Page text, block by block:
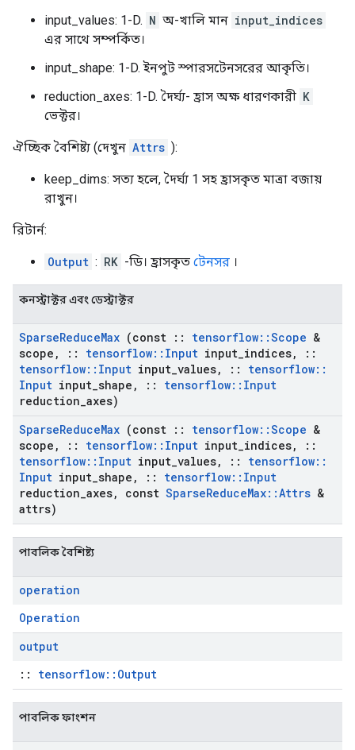
input_values: 1-D. N অ-খালি মান input_indices
এর সাথে সম্পর্কিত।
input_shape: 1-D. ইনপুট স্পারসটেনসরের আকৃতি।
reduction_axes: 1-D. দৈর্ঘ্য- হ্রাস অক্ষ ধারণকারী K
ভেক্টর।
ঐচ্ছিক বৈশিষ্ট্য (দেখুন Attrs ):
keep_dims: সত্য হলে, দৈর্ঘ্য 1 সহ হ্রাসকৃত মাত্রা বজায়
রাখুন।
রিটার্ন:
Output : RK -ডি। হ্রাসকৃত টেনসর ।
কনস্ট্রাক্টর এবং ডেস্ট্রাক্টর
SparseReduceMax (const :: tensorflow::Scope &
scope , :: tensorflow:: Input input indices,
::
tensorflow:: Input input values, :: tensorflow::
Input input shape , :: tensorflow:: Input
reduction axes)
SparseReduceMax (const :: tensorflow::Scope &
scope , :: tensorflow:: Input input indices,
::
tensorflow:: Input input values, :: tensorflow::
Input input shape , :: tensorflow:: Input
reduction axes, const SparseReduceMax::Attrs &
attrs)
পাবলিক বৈশিষ্ট্য
operation
Operation
output
:: tensorflow::Output
পাবলিক ফাংশন